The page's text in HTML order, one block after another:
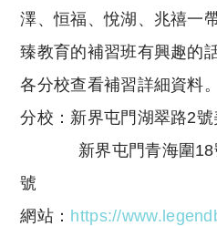
澤、恒福、悅湖、兆禧一
臻教育的補習班有興趣的
各分校查看補習詳細資料。
分校：新界屯門湖翠路2
新界屯門青海圍18號
號
網站： https://